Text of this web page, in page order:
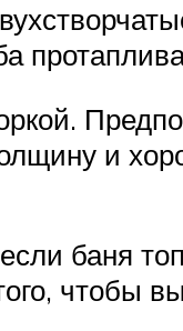
и
баня
чтобы